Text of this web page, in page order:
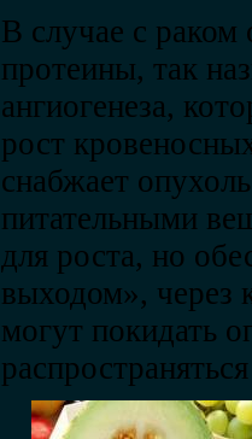
В случае с
протеины, так
ангиогенеза,
рост
снабжает
питательными
для роста, но
выходом», через
могут покидать